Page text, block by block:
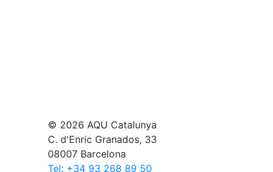
© 2026 AQU Catalunya
C. d'Enric Granados, 33
08007 Barcelona
Tel: +34 93 268 89 50